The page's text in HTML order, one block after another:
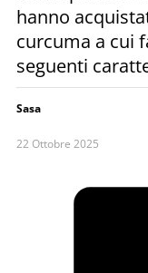
hanno
curcuma a cui
seguenti
Sasa
22 Ottobre 2025